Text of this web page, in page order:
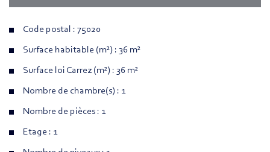
Code postal : 75020
Surface habitable (m²) : 36 m²
Surface loi Carrez (m²) : 36 m²
Nombre de chambre(s) : 1
Nombre de pièces : 1
Etage : 1